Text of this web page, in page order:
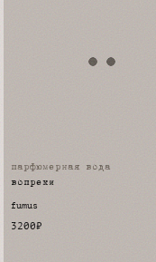
парфюмерная вода
вопреки
fumus
3200₽